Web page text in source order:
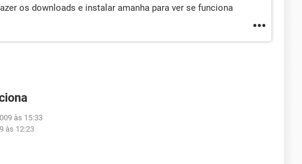
os downloads e instalar amanha para ver se funciona
às 15:33
às 12:23